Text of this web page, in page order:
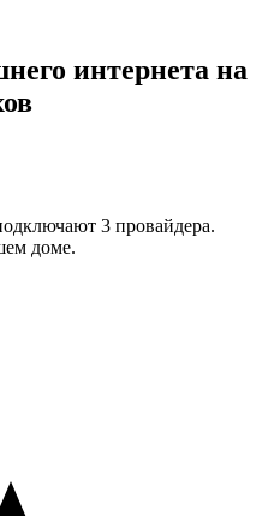
интернета на
3 провайдера.
доме.